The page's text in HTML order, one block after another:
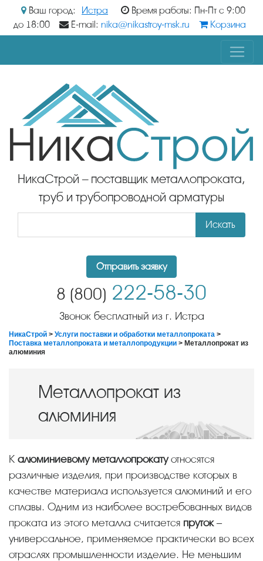
Ваш город: Истра
Время работы: Пн-Пт с 9:00
до 18:00
E-mail: nika@nikastroy-msk.ru Корзина
НикаСтрой – поставщик металлопроката,
труб и трубопроводной арматуры
Искать
Отправить заявку
8 (800) 222-58-30
Звонок бесплатный из г. Истра
НикаСтрой > Услуги поставки и обработки металлопроката >
Поставка металлопроката и металлопродукции > Металлопрокат из
алюминия
Металлопрокат из
алюминия
алюминиевому металлопрокатуотносятся
различные изделия, при производстве которых в
качестве материала используется алюминий и его
сплавы. Одним из наиболее востребованных видов
проката из этого металла считается пруток–
универсальное, применяемое практически во всех
отраслях промышленности изделие. Не меньшим